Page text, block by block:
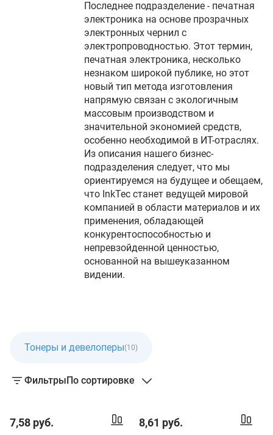
Последнее подразделение - печатная
электроника на основе прозрачных
электронных чернил с
электропроводностью. Этот термин,
печатная электроника, несколько
незнаком широкой публике, но этот
новый тип метода изготовления
напрямую связан с экологичным
массовым производством и
значительной экономией средств,
особенно необходимой в ИТ-отраслях.
Из описания нашего бизнес-
подразделения следует, что мы
ориентируемся на будущее и обещаем,
что InkTec станет ведущей мировой
компанией в области материалов и их
применения, обладающей
конкурентоспособностью и
непревзойденной ценностью,
основанной на вышеуказанном
видении.
Тонеры и девелоперы(10)
ФильтрыПо сортировке
7,58 руб. 8,61 руб.